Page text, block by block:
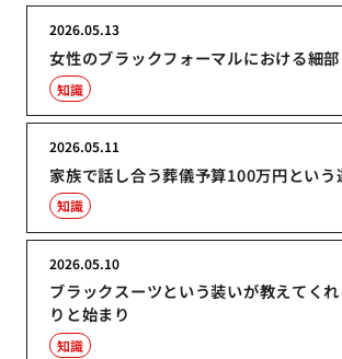
女性のブラックフォーマルにおける細
2026.05.13
知識
家族で話し合う葬儀予算100万円という
2026.05.11
知識
ブラックスーツという装いが教えてく
りと始まり
2026.05.10
知識